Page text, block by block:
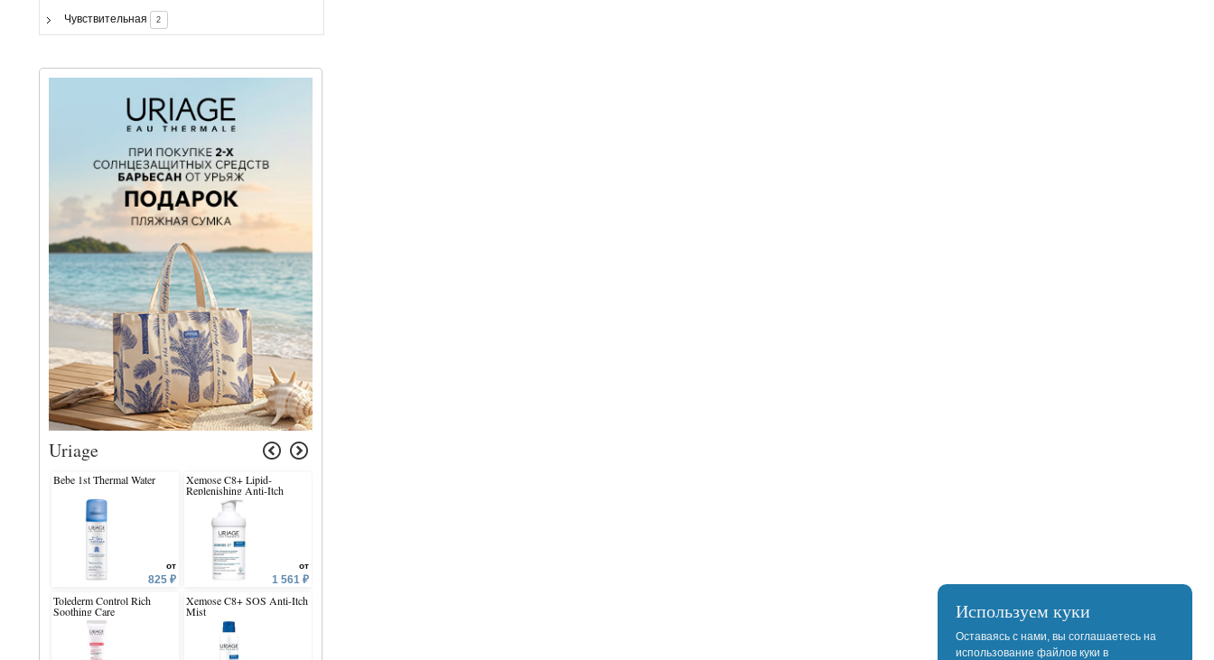
Чувствительная 2
Uriage
Bebe 1st Thermal Water
от
825 ₽
Tolederm Control Rich
Soothing Care
Xemose C8+ Lipid-
Replenishing Anti-Itch
от
1 561 ₽
Xemose C8+ SOS Anti-Itch
Mist Используем куки
Оставаясь с нами, вы соглашаетесь на
использование файлов куки в